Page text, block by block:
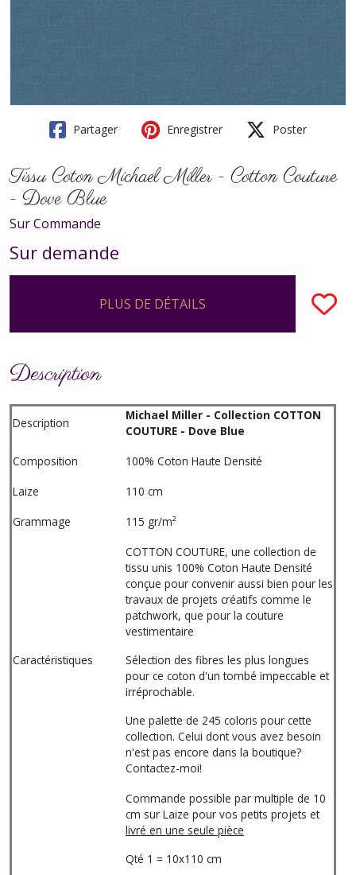
Partager Enregistrer Poster
Tissu Coton Michael Miller - Cotton Couture
- Dove Blue
Sur Commande
Sur demande
PLUS DE DÉTAILS
Description
Description
Michael Miller - Collection COTTON
COUTURE - Dove Blue
Composition
100% Coton Haute Densité
Laize
110 cm
Grammage
115 gr/m²
Caractéristiques
COTTON COUTURE, une collection de
tissu unis 100% Coton Haute Densité
conçue pour convenir aussi bien pour les
travaux de projets créatifs comme le
patchwork, que pour la couture
vestimentaire
Sélection des fibres les plus longues
pour ce coton d'un tombé impeccable et
irréprochable.
Une palette de 245 coloris pour cette
collection. Celui dont vous avez besoin
n'est pas encore dans la boutique?
Contactez-moi!
Commande possible par multiple de 10
cm sur Laize pour vos petits projets et
livré en une seule pièce
Qté 1 = 10x110 cm